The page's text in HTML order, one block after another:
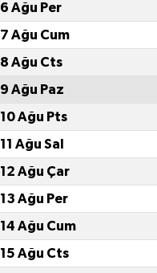
6 Ağu Per
7 Ağu Cum
8 Ağu Cts
9 Ağu Paz
10 Ağu Pts
11 Ağu Sal
12 Ağu Çar
13 Ağu Per
14 Ağu Cum
15 Ağu Cts